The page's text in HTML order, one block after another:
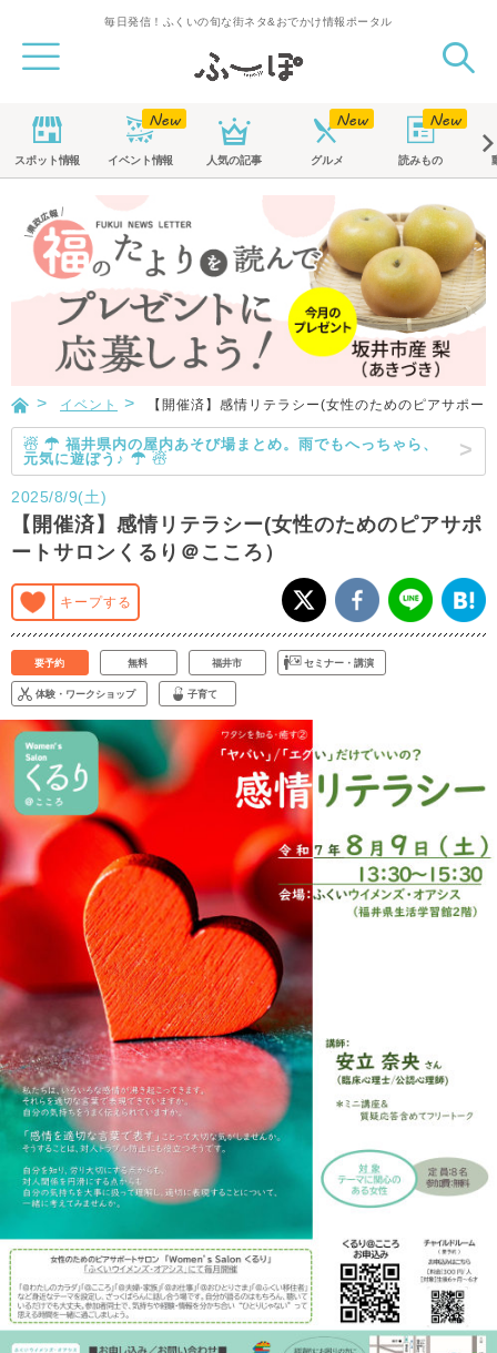
毎日発信！ふくいの旬な街ネタ&おでかけ情報ポータル
スポット情報 イベント情報 人気の記事 グルメ 読みもの
イベント 【開催済】感情リテラシー(女性のためのピアサポー
☃ ☂ 福井県内の屋内あそび場まとめ。雨でもへっちゃら、
元気に遊ぼう♪ ☂ ☃
2025/8/9(土)
【開催済】感情リテラシー(女性のためのピアサポ
ートサロンくるり＠こころ）
キープする
要予約 無料 福井市 セミナー・講演
体験・ワークショップ 子育て